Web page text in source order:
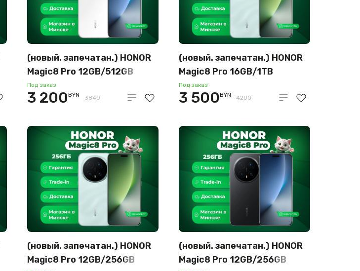
(новый. запечатан.) HONOR
Magic8 Pro 12GB/512GB
международная версия
(снежно-белый)
Под заказ
3 200BYN 3840
(новый. запечатан.) HONOR
Magic8 Pro 16GB/1TB
международная версия
(небесная лазурь)
Под заказ
3 500BYN 4200
(новый. запечатан.) HONOR
Magic8 Pro 12GB/256GB
(новый. запечатан.) HONOR
Magic8 Pro 12GB/256GB